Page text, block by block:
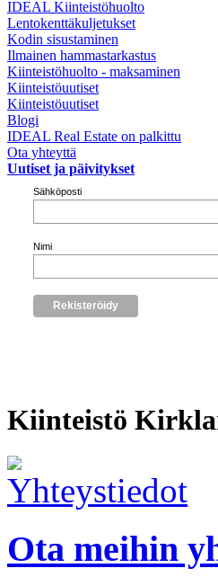
IDEAL Kiinteistöhuolto
Lentokenttäkuljetukset
Kodin sisustaminen
Ilmainen hammastarkastus
Kiinteistöhuolto - maksaminen
Kiinteistöuutiset
Kiinteistöuutiset
Blogi
IDEAL Real Estate on palkittu
Ota yhteyttä
Uutiset ja päivitykset
Sähköposti
Nimi
Kiinteistö
Ota meihin